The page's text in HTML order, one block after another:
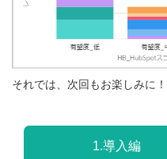
それでは、次回もお楽しみに
1.導入編